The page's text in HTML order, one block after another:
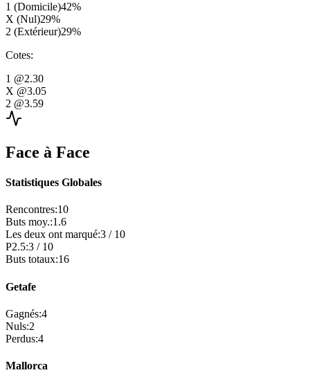
1 (Domicile)42%
X (Nul)29%
2 (Extérieur)29%
Cotes:
1 @2.30
X @3.05
2 @3.59
Face à Face
Statistiques Globales
Rencontres:10
Buts moy.:1.6
Les deux ont marqué:3 / 10
P2.5:3 / 10
Buts totaux:16
Getafe
Gagnés:4
Nuls:2
Perdus:4
Mallorca